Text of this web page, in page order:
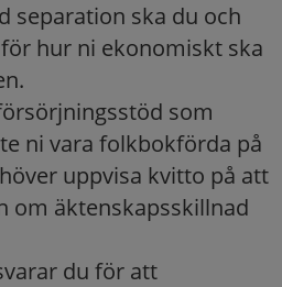
separation ska du och
hur ni ekonomiskt ska
som
ni vara folkbokförda på
uppvisa kvitto på att
om äktenskapsskillnad
du för att